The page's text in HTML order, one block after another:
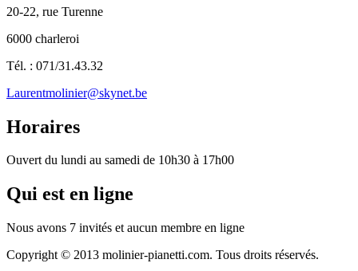
20-22, rue Turenne
6000 charleroi
Tél. : 071/31.43.32
Laurentmolinier@skynet.be
Horaires
Ouvert du lundi au samedi de 10h30 à 17h00
Qui est en ligne
Nous avons 7 invités et aucun membre en ligne
Copyright © 2013 molinier-pianetti.com. Tous droits réservés.